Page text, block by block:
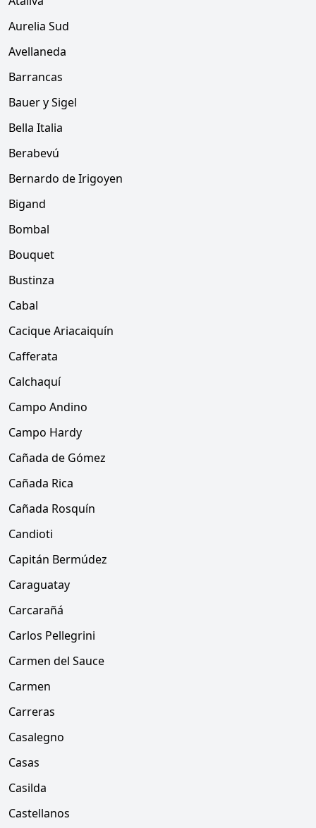
Aurelia Sud
Avellaneda
Barrancas
Bauer y Sigel
Bella Italia
Berabevú
Bernardo de Irigoyen
Bigand
Bombal
Bouquet
Bustinza
Cabal
Cacique Ariacaiquín
Cafferata
Calchaquí
Campo Andino
Campo Hardy
Cañada de Gómez
Cañada Rica
Cañada Rosquín
Candioti
Capitán Bermúdez
Caraguatay
Carcarañá
Carlos Pellegrini
Carmen del Sauce
Carmen
Carreras
Casalegno
Casas
Casilda
Castellanos